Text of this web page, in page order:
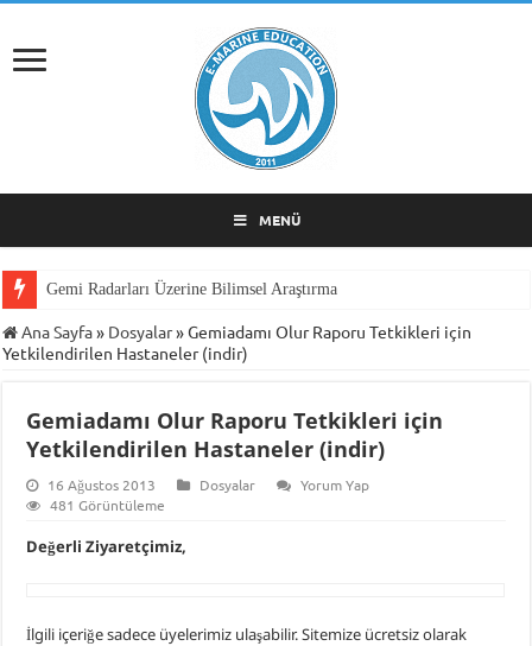
MENÜ
Gemi Radarları Üzerine Bilimsel Araştırma
Ana Sayfa» Dosyalar»Gemiadamı Olur Raporu Tetkikleri için
Yetkilendirilen Hastaneler (indir)
Gemiadamı Olur Raporu Tetkikleri için
Yetkilendirilen Hastaneler (indir)
16 Ağustos 2013 Dosyalar
Yorum Yap
481 Görüntüleme
Değerli Ziyaretçimiz,
İlgili içeriğe sadece üyelerimiz ulaşabilir. Sitemize ücretsiz olarak